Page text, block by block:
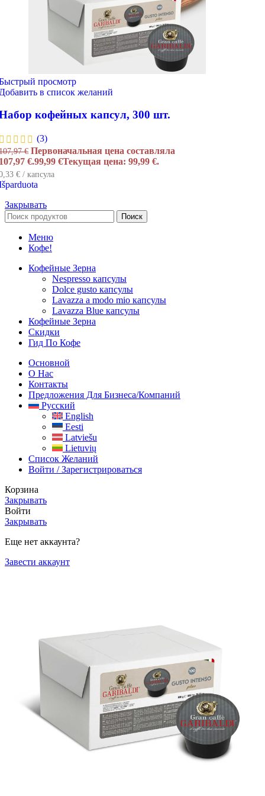
просмотр
в список желаний
кофейных капсул, 300 шт.
(3)
€ Первоначальная цена составляла
€.99,99 €Текущая цена: 99,99 €.
€ / капсула
Закрывать
Поиск
Меню
Кофе!
Кофейные Зерна
Nespresso капсулы
Dolce gusto капсулы
Lavazza a modo mio капсулы
Lavazza Blue капсулы
Кофейные Зерна
Скидки
Гид По Кофе
Основной
О Нас
Контакты
Предложения Для Бизнеса/компаний
Русский
English
Eesti
Latviešu
Lietuvių
Список Желаний
Войти / Зарегистрироваться
Корзина
Закрывать
Войти
Закрывать
Еще нет аккаунта?
Завести аккаунт